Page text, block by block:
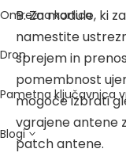
Omrežna kartica
Dron
Pametna ključavnica
Blogi
B. Za module, ki
namestite
sprejem in
pomembnost
mogoče izbrati
vgrajene antene
patch antene.